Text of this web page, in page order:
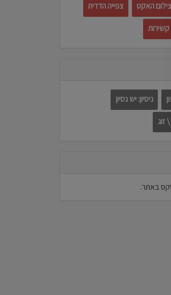
צילום האקט צפייה הדדית
קשירות
ניסיון: יש נסיון
באתר.